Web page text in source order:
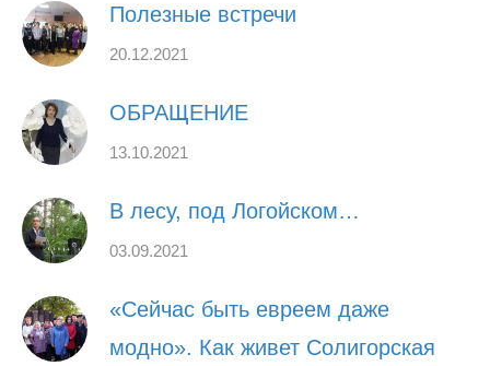
Полезные встречи
20.12.2021
ОБРАЩЕНИЕ
13.10.2021
В лесу, под Логойском…
03.09.2021
«Сейчас быть евреем даже
модно». Как живет Солигорская